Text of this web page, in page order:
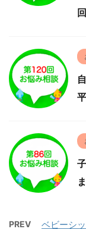
PREV
ベビーシ